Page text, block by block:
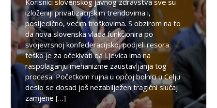
izloženiji privatizacijskim trendovima i,
posljedično, većim troškovima. S obzirom na to
da nova slovenska vlada funkcionira po
svojevrsnoj konfederacijskoj podjeli resora
teško je za očekivati da Ljevica ima na
raspolaganju mehanizme zaustavljanja tog
procesa. Početkom rujna u općoj bolnici u Celju
desio se dosad još nezabilježen tragični slučaj
zamjene […]